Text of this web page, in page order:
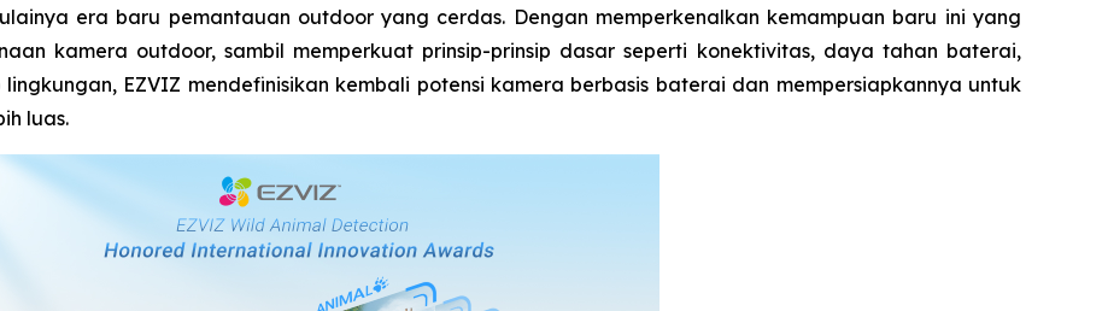
era baru pemantauan outdoor yang cerdas. Dengan memperkenalkan kemampuan baru ini yang
kamera outdoor, sambil memperkuat prinsip-prinsip dasar seperti konektivitas, daya tahan baterai,
EZVIZ mendefinisikan kembali potensi kamera berbasis baterai dan mempersiapkannya untuk
luas.